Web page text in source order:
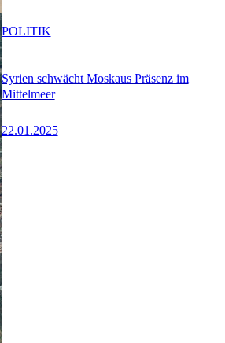
Syrien schwächt Moskaus Präsenz im
Mittelmeer
22.01.2025
POLITIK